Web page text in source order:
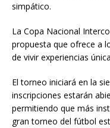
simpático.
La Copa Nacional
propuesta que ofrece a
de vivir experiencias
El torneo iniciará en la
inscripciones estarán
permitiendo que más
gran torneo del fútbol